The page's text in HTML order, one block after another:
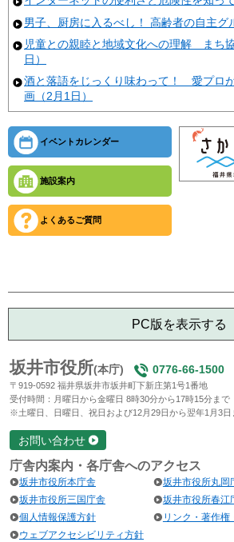
男子、厨房に入るべし！ 高齢者の自主グ
児童との親睦と地域文化への理解 まち
日）
酒と落語をじっくり味わって！ 愛プロ
画（2月1日）
イベントカレンダー
施設案内
よくあるご質問
PC版を表示する
坂井市役所(本庁) 0776-66-1500
〒919-0592 福井県坂井市坂井町下新庄第1号1番地
受付時間：月曜日から金曜日 8時30分から17時15分まで
※土曜日、日曜日、祝日および12月29日から翌年1月3日
お問い合わせ
庁舎内案内・各庁舎へのアクセス
坂井市役所本庁舎
坂井市役所丸岡
坂井市役所三国庁舎
坂井市役所春江
個人情報保護方針
リンク・著作権
ウェブアクセシビリティ方針